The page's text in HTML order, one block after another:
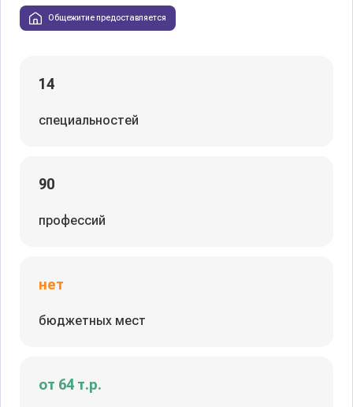
Общежитие предоставляется
14
специальностей
90
профессий
нет
бюджетных мест
от 64 т.р.